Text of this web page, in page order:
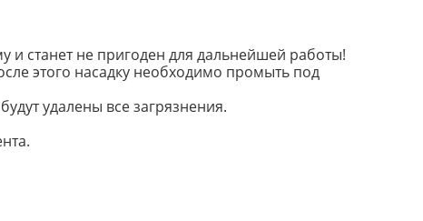
и станет не пригоден для дальнейшей работы!
этого насадку необходимо промыть под
удалены все загрязнения.